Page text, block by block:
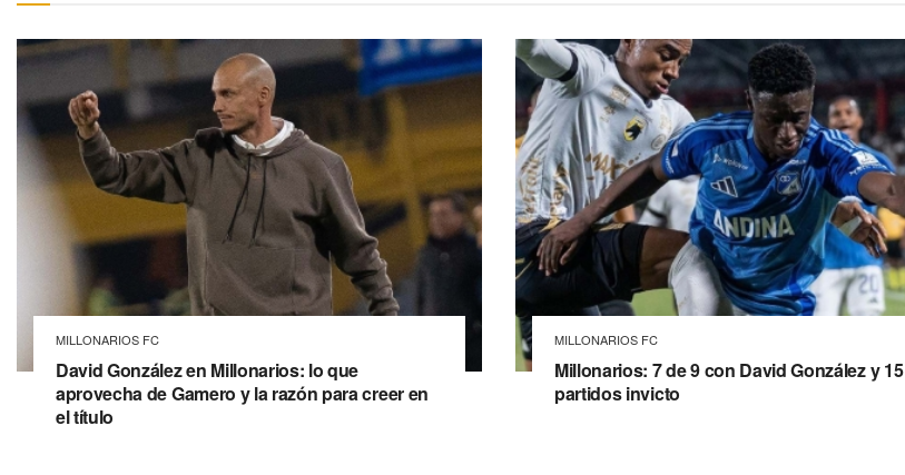
MILLONARIOS FC
David González en Millonarios: lo que
aprovecha de Gamero y la razón para creer en
el título
MILLONARIOS FC
Millonarios: 7 de 9 con David González y 15
partidos invicto